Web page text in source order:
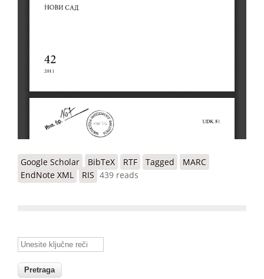
Google Scholar BibTeX RTF Tagged
MARC
EndNote XML
RIS 439 reads
Unesite ključne reči